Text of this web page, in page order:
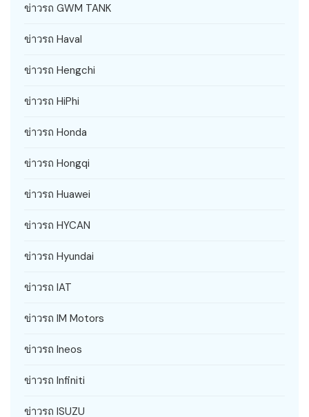
ข่าวรถ GWM TANK
ข่าวรถ Haval
ข่าวรถ Hengchi
ข่าวรถ HiPhi
ข่าวรถ Honda
ข่าวรถ Hongqi
ข่าวรถ Huawei
ข่าวรถ HYCAN
ข่าวรถ Hyundai
ข่าวรถ IAT
ข่าวรถ IM Motors
ข่าวรถ Ineos
ข่าวรถ Infiniti
ข่าวรถ ISUZU